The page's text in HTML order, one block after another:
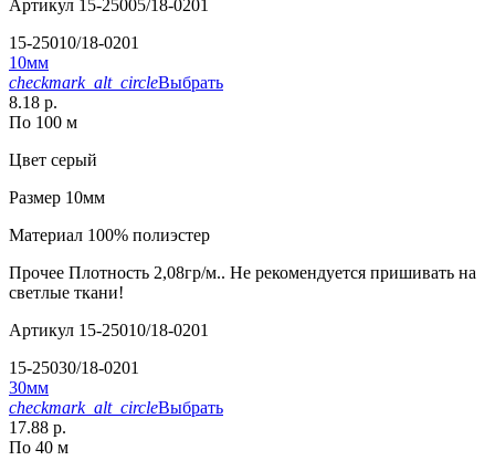
Артикул 15-25005/18-0201
15-25010/18-0201
10мм
checkmark_alt_circleВыбрать
8.18 р.
По 100 м
Цвет серый
Размер 10мм
Материал 100% полиэстер
Прочее Плотность 2,08гр/м.. Не рекомендуется пришивать на
светлые ткани!
Артикул 15-25010/18-0201
15-25030/18-0201
30мм
checkmark_alt_circleВыбрать
17.88 р.
По 40 м